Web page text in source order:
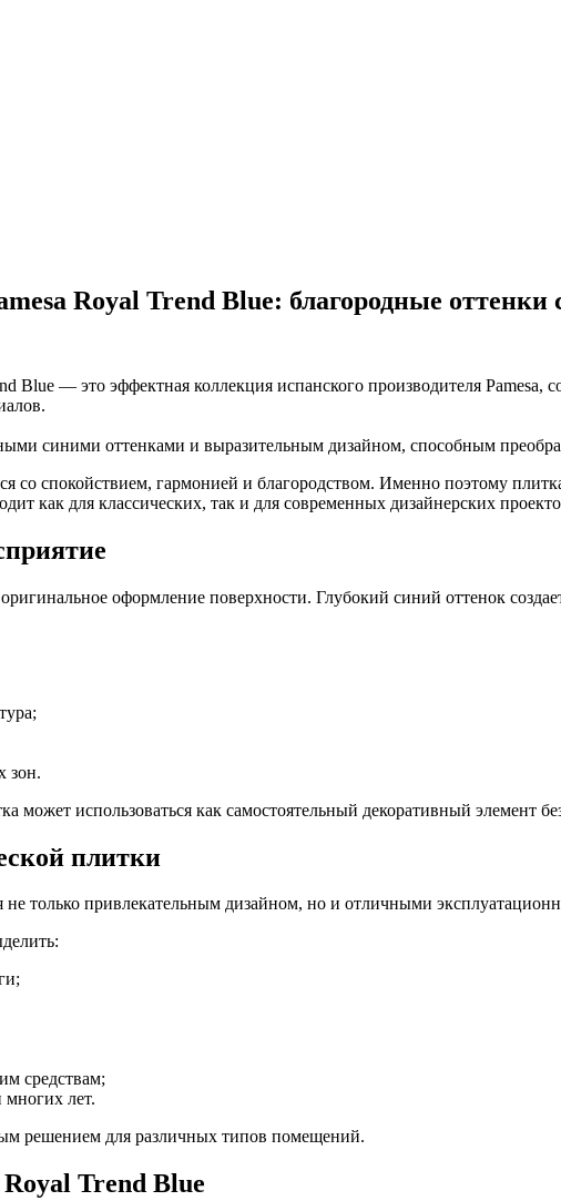
Royal Trend Blue: благородные оттенки
Blue — это эффектная коллекция испанского производителя
синими оттенками и выразительным дизайном, способным
со спокойствием, гармонией и благородством. Именно поэтому
как для классических, так и для современных дизайнерских
оформление поверхности. Глубокий синий оттенок
зон.
может использоваться как самостоятельный декоративный элемент
плитки
не только привлекательным дизайном, но и отличными
средствам;
многих лет.
решением для различных типов помещений.
Trend Blue